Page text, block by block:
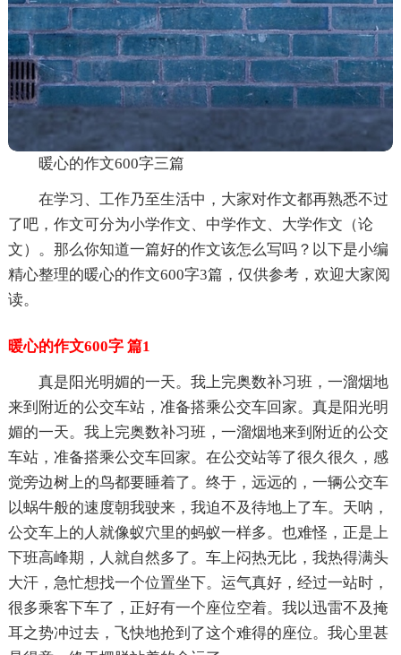
暖心的作文600字三篇
在学习、工作乃至生活中，大家对作文都再熟悉不过
了吧，作文可分为小学作文、中学作文、大学作文（论
文）。那么你知道一篇好的作文该怎么写吗？以下是小编
精心整理的暖心的作文600字3篇，仅供参考，欢迎大家阅
读。
暖心的作文600字 篇1
真是阳光明媚的一天。我上完奥数补习班，一溜烟地
来到附近的公交车站，准备搭乘公交车回家。真是阳光明
媚的一天。我上完奥数补习班，一溜烟地来到附近的公交
车站，准备搭乘公交车回家。在公交站等了很久很久，感
觉旁边树上的鸟都要睡着了。终于，远远的，一辆公交车
以蜗牛般的速度朝我驶来，我迫不及待地上了车。天呐，
公交车上的人就像蚁穴里的蚂蚁一样多。也难怪，正是上
下班高峰期，人就自然多了。车上闷热无比，我热得满头
大汗，急忙想找一个位置坐下。运气真好，经过一站时，
很多乘客下车了，正好有一个座位空着。我以迅雷不及掩
耳之势冲过去，飞快地抢到了这个难得的座位。我心里甚